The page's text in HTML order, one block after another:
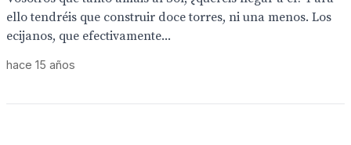
ello tendréis que construir doce torres, ni una menos. Los
ecijanos, que efectivamente...
hace 15 años